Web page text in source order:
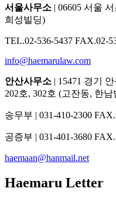
서울사무소 | 06605 서울
희성빌딩)
TEL.02-536-5437 FAX.02-
info@haemarulaw.com
안산사무소 | 15471 경기
202호, 302호 (고잔동, 한
송무부 | 031-410-2300 FAX.
공증부 | 031-401-3680
haemaan@hanmail.net
Haemaru Letter